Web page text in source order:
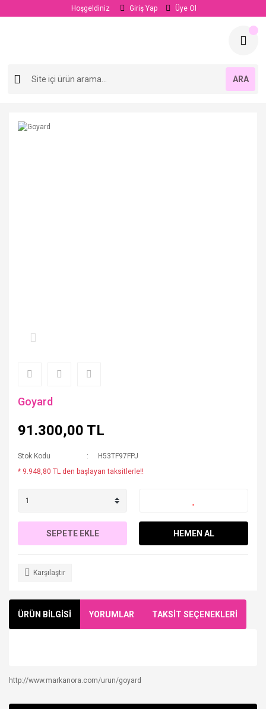
Hoşgeldiniz Giriş Yap Üye Ol
ARA
Goyard
91.300,00 TL
Stok Kodu
H53TF97FPJ
* 9.948,80 TL den başlayan taksitlerle!!
SEPETE EKLE HEMEN AL
Karşılaştır
ÜRÜN BİLGİSİ YORUMLAR TAKSİT SEÇENEKLERİ
http://www.markanora.com/urun/goyard